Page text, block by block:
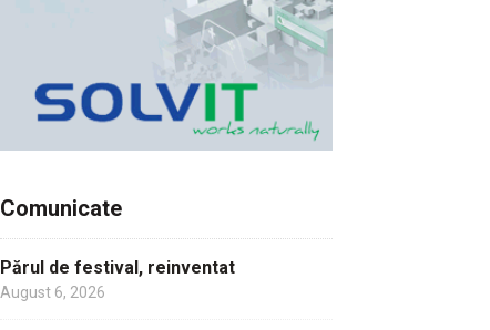
Comunicate
Părul de festival, reinventat
August 6, 2026